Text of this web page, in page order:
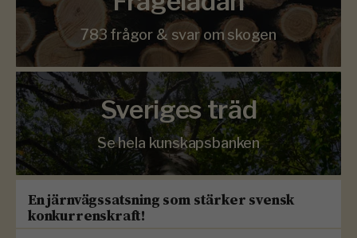
783 frågor & svar om skogen
Sveriges träd
Se hela kunskapsbanken
En järnvägssatsning som stärker svensk
konkurrenskraft!